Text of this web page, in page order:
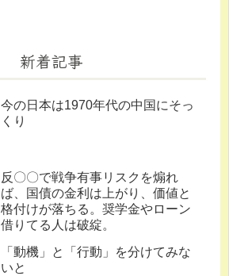
新着記事
今の日本は1970年代の中国にそっ
くり
反〇〇で戦争有事リスクを煽れ
ば、国債の金利は上がり、価値と
格付けが落ちる。奨学金やローン
借りてる人は破綻。
「動機」と「行動」を分けてみな
いと